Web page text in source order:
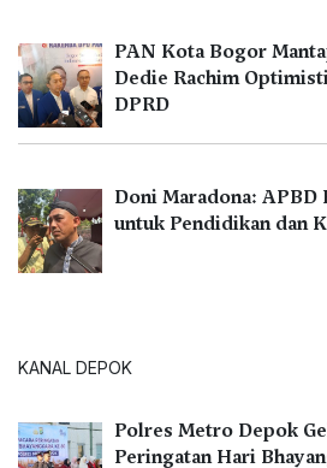
PAN Kota Bogor
Dedie Rachim
DPRD
Doni Maradona: APBD
untuk Pendidikan dan
KANAL DEPOK
Polres Metro Depok
Peringatan Hari